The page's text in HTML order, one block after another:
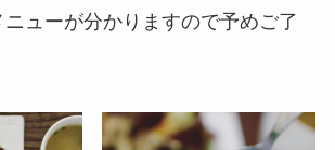
ューが分かりますので予めご了